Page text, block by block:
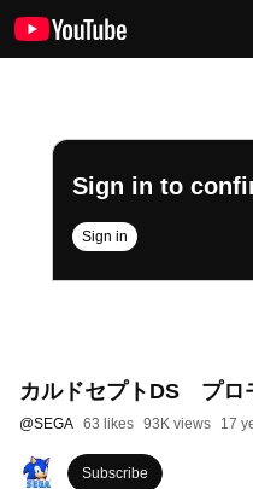
Sign in to
Sign in
カルドセプトDS プロ
@SEGA 63 likes 93K views 17
Subscribe